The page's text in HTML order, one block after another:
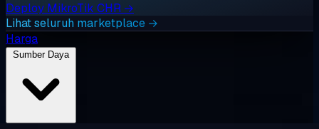
Deploy MikroTik CHR →
Lihat seluruh marketplace →
Harga
Sumber Daya